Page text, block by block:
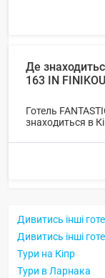
Де
163 IN
Готель
знаходиться в
Дивитись інші
Дивитись інші
Тури на Кіпр
Тури в Ларнака